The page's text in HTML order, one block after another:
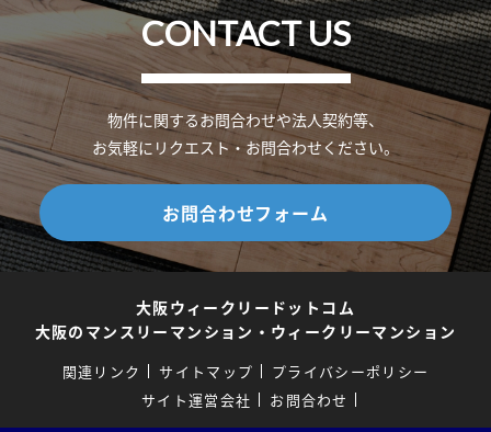
CONTACT US
物件に関するお問合わせや法人契約等、
お気軽にリクエスト・お問合わせください。
お問合わせフォーム
大阪ウィークリードットコム
大阪のマンスリーマンション・ウィークリーマンション
関連リンク サイトマップ
プライバシーポリシー
サイト運営会社
お問合わせ